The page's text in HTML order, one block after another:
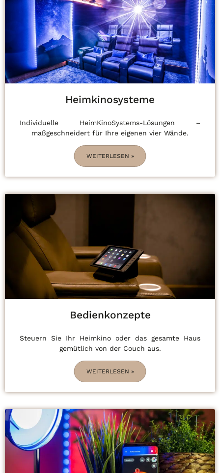
Heimkinosysteme
Individuelle HeimKinoSystems-Lösungen –
maßgeschneidert für Ihre eigenen vier Wände.
WEITERLESEN »
Bedienkonzepte
Steuern Sie Ihr Heimkino oder das gesamte Haus
gemütlich von der Couch aus.
WEITERLESEN »